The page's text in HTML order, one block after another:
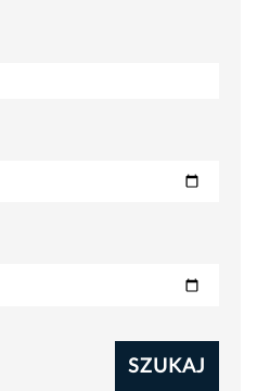
SZUKAJ